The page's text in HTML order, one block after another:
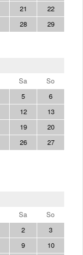
21
22
28
29
Sa
So
5
6
12
13
19
20
26
27
Sa
So
2
3
9
10